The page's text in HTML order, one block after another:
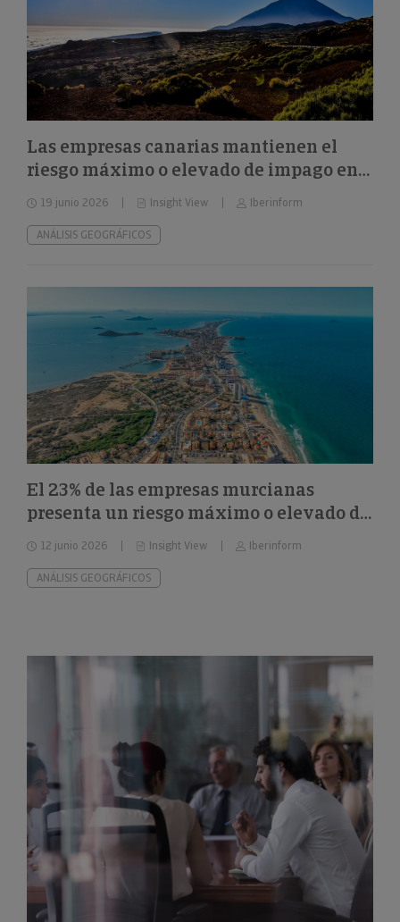
Las empresas canarias mantienen el
riesgo máximo o elevado de impago en
el 32%
19 junio 2026 Insight View Iberinform
ANÁLISIS GEOGRÁFICOS
El 23% de las empresas murcianas
presenta un riesgo máximo o elevado de
impago
12 junio 2026 Insight View Iberinform
ANÁLISIS GEOGRÁFICOS